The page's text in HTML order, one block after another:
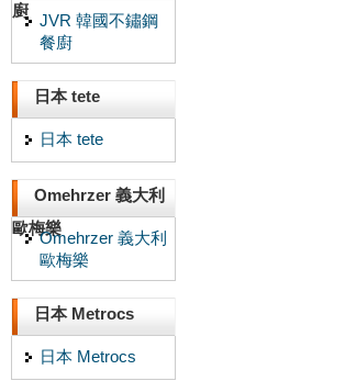
廚
JVR 韓國不鏽鋼
餐廚
日本 tete
日本 tete
Omehrzer 義大利
歐梅樂
Omehrzer 義大利
歐梅樂
日本 Metrocs
日本 Metrocs